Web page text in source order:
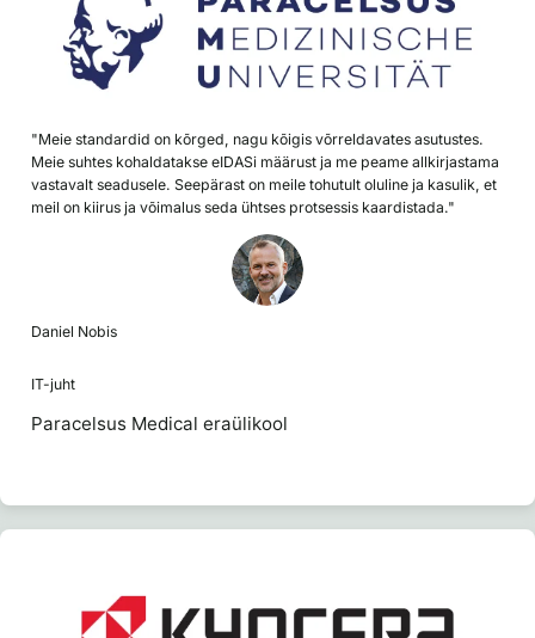
"Meie standardid on kõrged, nagu kõigis võrreldavates asutustes.
Meie suhtes kohaldatakse eIDASi määrust ja me peame allkirjastama
vastavalt seadusele. Seepärast on meile tohutult oluline ja kasulik, et
meil on kiirus ja võimalus seda ühtses protsessis kaardistada."
Daniel Nobis
IT-juht
Paracelsus Medical eraülikool